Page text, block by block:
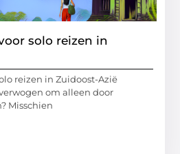
solo reizen in
reizen in Zuidoost-Azië
om alleen door
Misschien